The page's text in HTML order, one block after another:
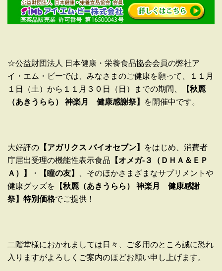
☆公益財団法人 日本健康・栄養食品協会会員の弊社ア
イ・エム・ビーでは、みなさまのご健康を願って、１１月
１日（土）から１１月３０日（日）までの期間、
【秋麗
（あきうらら） 神楽月 健康感謝祭】
を開催中です。
大好評の 【アガリクス バイオセブン】
をはじめ、消費者
庁届出受理の機能性表示食品 【オメガ-３（ＤＨＡ＆ＥＰ
Ａ）】
・ 【瞳の友】
、そのほかさまざまなサプリメントや
健康グッズを 【秋麗（あきうらら） 神楽月 健康感謝
祭】 特別価格でご提供！
二階堂様におかれましては日々、ご多用のところ誠に恐れ
入りますがよろしくご案内のほどお願い申し上げます。